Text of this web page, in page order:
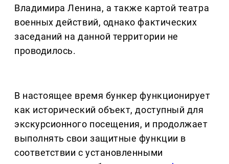
Владимира Ленина, а также картой театра
военных действий, однако фактических
заседаний на данной территории не
проводилось.
В настоящее время бункер функционирует
как исторический объект, доступный для
экскурсионного посещения, и продолжает
выполнять свои защитные функции в
соответствии с установленными